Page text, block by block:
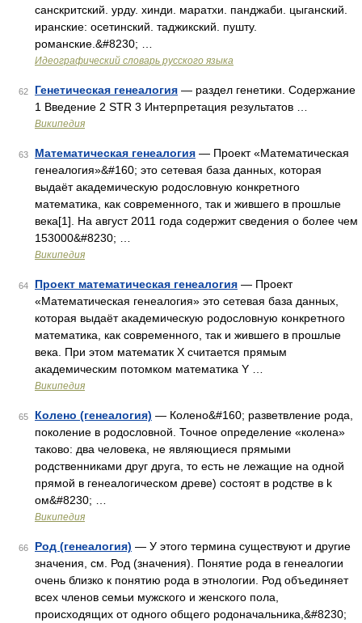
санскритский. урду. хинди. маратхи. панджаби. цыганский.
иранские: осетинский. таджикский. пушту.
романские.&#8230; …
Идеографический словарь русского языка
62 Генетическая генеалогия — раздел генетики. Содержание
1 Введение 2 STR 3 Интерпретация результатов …
Википедия
63 Математическая генеалогия — Проект «Математическая
генеалогия»&#160; это сетевая база данных, которая
выдаёт академическую родословную конкретного
математика, как современного, так и жившего в прошлые
века[1]. На август 2011 года содержит сведения о более чем
153000&#8230; …
Википедия
64 Проект математическая генеалогия — Проект
«Математическая генеалогия» это сетевая база данных,
которая выдаёт академическую родословную конкретного
математика, как современного, так и жившего в прошлые
века. При этом математик X считается прямым
академическим потомком математика Y …
Википедия
65 Колено (генеалогия) — Колено&#160; разветвление рода,
поколение в родословной. Точное определение «колена»
таково: два человека, не являющиеся прямыми
родственниками друг друга, то есть не лежащие на одной
прямой в генеалогическом древе) состоят в родстве в k
ом&#8230; …
Википедия
66 Род (генеалогия) — У этого термина существуют и другие
значения, см. Род (значения). Понятие рода в генеалогии
очень близко к понятию рода в этнологии. Род объединяет
всех членов семьи мужского и женского пола,
происходящих от одного общего родоначальника,&#8230;